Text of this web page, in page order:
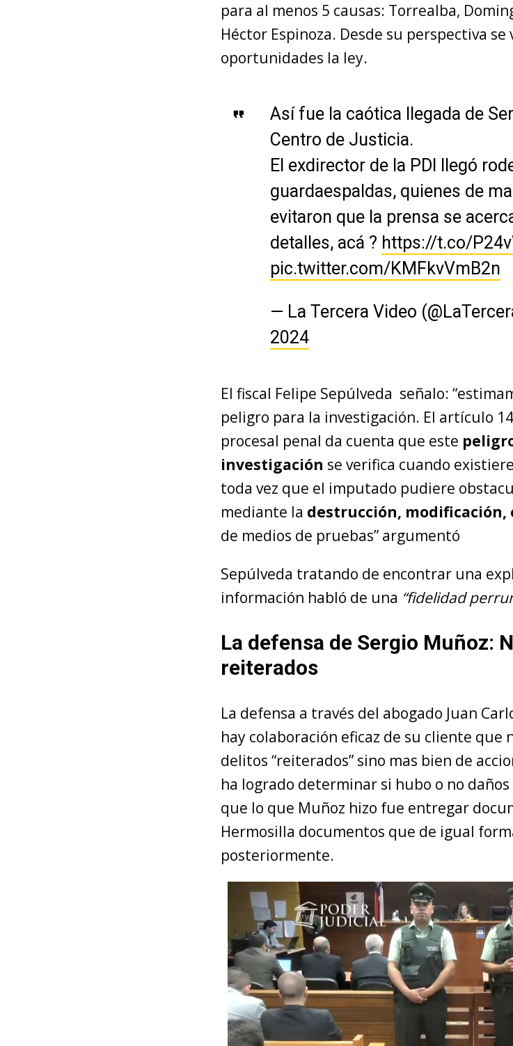
para al menos 5 causas: Torrealba,
Héctor Espinoza. Desde su perspectiva se
oportunidades la ley.
Así fue la caótica llegada de
Centro de Justicia.
El exdirector de la PDI llegó
guardaespaldas, quienes de
evitaron que la prensa se
detalles, acá ? https://t.co/
pic.twitter.com/KMFkvVmB2n
— La Tercera Video
2024
El fiscal Felipe Sepúlveda señalo:
peligro para la investigación. El artículo
procesal penal da cuenta que este
investigación se verifica cuando
toda vez que el imputado pudiere
mediante la destrucción,
de medios de pruebas” argumentó
Sepúlveda tratando de encontrar una
información habló de una “fidelidad
La defensa de Sergio Muñoz:
reiterados
La defensa a través del abogado Juan
hay colaboración eficaz de su cliente que
delitos “reiterados” sino mas bien de
ha logrado determinar si hubo o no
que lo que Muñoz hizo fue entregar
Hermosilla documentos que de igual
posteriormente.